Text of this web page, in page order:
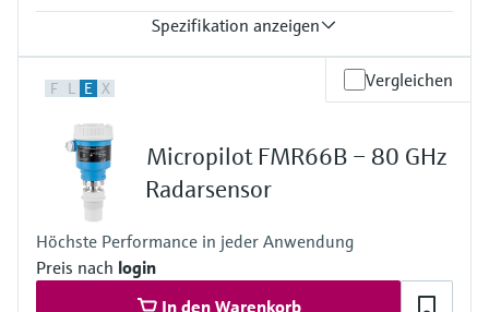
Spezifikation anzeigen
+/-1 mm
-40°C … +200 °C
Prozessdruck / max. Überlastdruck
Vakuum...25 bar
Max. Messdistanz
Prozessseitige Hauptmaterialien
PEEK oder PTFE
F L E X Vergleichen
Micropilot FMR66B – 80 GHz
Radarsensor
Höchste Performance in jeder Anwendung
Preis nach login
In den Warenkorb